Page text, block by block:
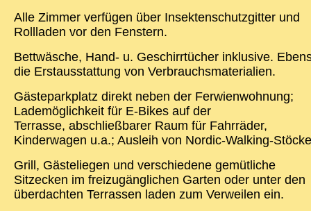
Alle Zimmer verfügen über Insektenschutzgitter und
Rollladen vor den Fenstern.
Bettwäsche, Hand- u. Geschirrtücher inklusive.
die Erstausstattung von Verbrauchsmaterialien.
Gästeparkplatz direkt neben der Ferwienwohnung;
Lademöglichkeit für E-Bikes auf der
Terrasse, abschließbarer Raum für Fahrräder,
Kinderwagen u.a.; Ausleih von Nordic-Walking-Stöcke
Grill, Gästeliegen und verschiedene gemütliche
Sitzecken im freizugänglichen Garten oder unter den
überdachten Terrassen laden zum Verweilen ein.